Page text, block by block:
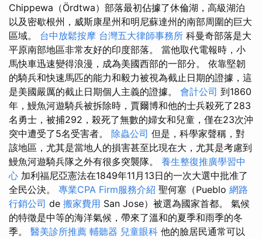
Chippewa（Ördtwa）部落最初佔據了休倫湖，高級湖泊
以及密歇根州，威斯康星州和明尼蘇達州的南部周圍的巨大
區域。 台中放鬆按摩 台灣五大律師事務所 科曼奇部落是大
平原南部地區非常友好的印度部落。 當他取代電報時，小
馬快車迅速變得浪漫，成為美國西部的一部分。 依靠堅韌
的騎兵和快速馬匹的能力和毅力被視為截止日期的證據，這
是美國嚴厲的截止日期個人主義的證據。 會計公司 到1860
年，鰻魚河遊騎兵被拆除時，賈爾博和他的士兵殺死了283
名勇士，被捕292，殺死了無數的婦女和兒童，僅在23次沖
突中遭受了5名受害者。 除蟲公司 但是，科學家聲稱，對
該地區，尤其是當地人的損害甚至比現在大，尤其是考慮到
鰻魚河遊騎兵隊之外有很多突襲隊。 養生整復推廣學習中
心 加利福尼亞憲法在1849年11月13日的一次大選中批准了
全民公決。 專業CPA Firm服務介紹 聖何塞（Pueblo 網路
行銷公司 de 搬家費用 San Jose）被選為國家首都。 氣候
的特徵是中等的海洋氣候，帶來了溫和的夏季和雨季的冬
季。 醫美診所推薦 輔聽器 兒童眼科 他的臉居民通常可以